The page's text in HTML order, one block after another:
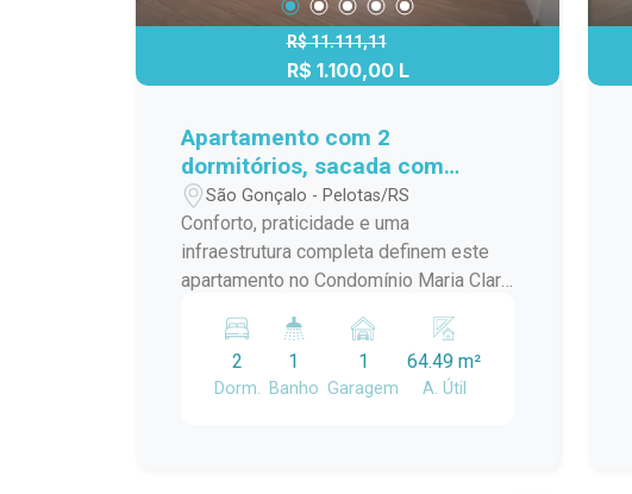
R$ 11.111,11
R$ 1.100,00 L
Apartamento com 2
dormitórios, sacada com
churrasqueira e lareira no
Maria Clara Reserva
Umuharama
São Gonçalo - Pelotas/RS
Conforto, praticidade e uma
infraestrutura completa definem este
apartamento no Condomínio Maria Clara
Gonçalo. Com ambientes bem
distribuídos, sacada com vista livre e
área de lazer pensada para toda a
2
Dorm.
1
Banho
1
Garagem
64.49 m²
A. Útil